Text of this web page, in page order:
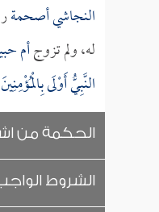
النجاشي أصحمة
له، ولم تزوجأم
النَّبِيُّ أَوْلَى
الحكمة من
الشروط